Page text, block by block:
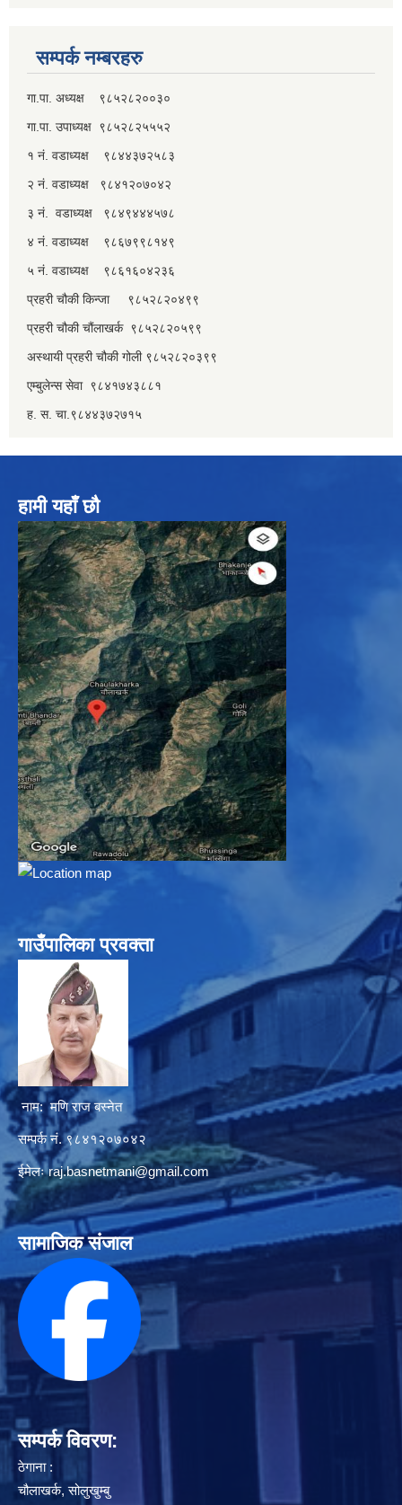
सम्पर्क नम्बरहरु
गा.पा. अध्यक्ष ९८५२८२००३०
गा.पा. उपाध्यक्ष ९८५२८२५५५२
१ नं. वडाध्यक्ष ९८४४३७२५८३
२ नं. वडाध्यक्ष ९८४१२०७०४२
३ नं. वडाध्यक्ष ९८४९४४४५७८
४ नं. वडाध्यक्ष ९८६७९९८१४९
५ नं. वडाध्यक्ष ९८६१६०४२३६
प्रहरी चौकी किन्जा ९८५२८२०४९९
प्रहरी चौकी चौंलाखर्क ९८५२८२०५९९
अस्थायी प्रहरी चौकी गोली ९८५२८२०३९९
एम्बुलेन्स सेवा ९८४१७४३८८१
ह. स. चा.९८४४३७२७१५
हामी यहाँ छौ
गाउँपालिका प्रवक्ता
नाम: मणि राज बस्नेत
सम्पर्क नं. ९८४१२०७०४२
ईमेलःraj.basnetmani@gmail.com
सामाजिक संजाल
सम्पर्क विवरण:
ठेगाना :
चौलाखर्क, सोलुखुम्बु